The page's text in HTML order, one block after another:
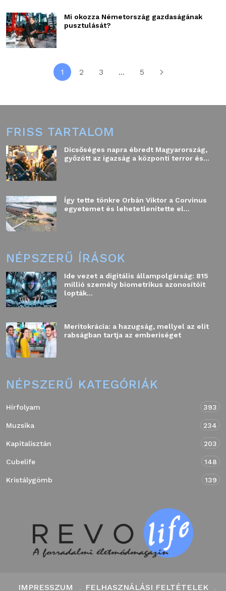
Mi okozza Németország gazdaságának
pusztulását?
1 2 3 ... 5
FRISS TARTALOM
Dicsőséges napra ébredt Magyarország,
győzött az igazság a központi terror és...
Így tette tönkre Orbán Viktor a Corvinus
egyetemet és lehetetlenítette el...
NÉPSZERŰ ÍRÁSOK
Ide vezet a digitális állampolgárság: 815
millió személy biometrikus azonosítóit
lopták...
Meritokrácia: a hazugság, mellyel az elit
rabságban tartja az emberiséget
NÉPSZERŰ KATEGÓRIÁK
Hírfolyam 393
Muzsika 234
Kapitalisztán 203
Cubelife 148
Kristálygömb 139
IMPRESSZUM FELHASZNÁLÁSI FELTÉTELEK